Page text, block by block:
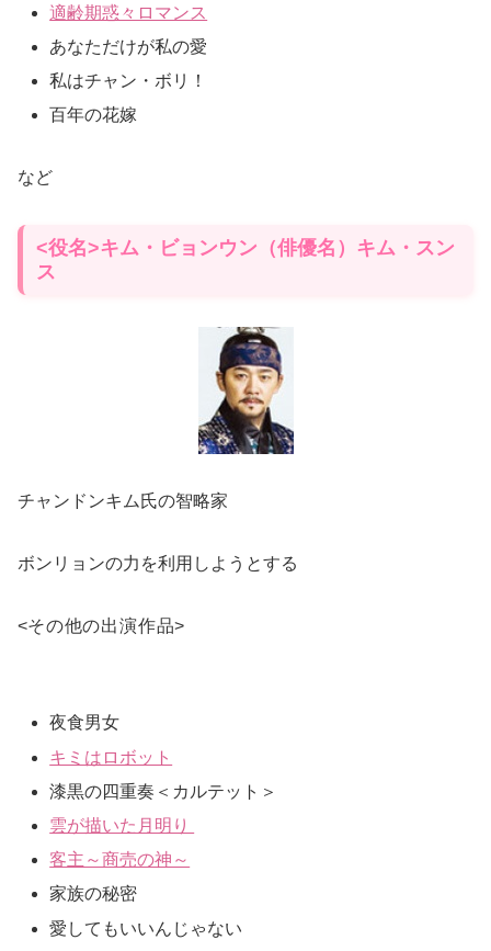
適齢期惑々ロマンス
あなただけが私の愛
私はチャン・ボリ！
百年の花嫁
など
<役名>キム・ビョンウン（俳優名）キム・スン
ス
チャンドンキム氏の智略家
ボンリョンの力を利用しようとする
<その他の出演作品>
夜食男女
キミはロボット
漆黒の四重奏＜カルテット＞
雲が描いた月明り
客主～商売の神～
家族の秘密
愛してもいいんじゃない